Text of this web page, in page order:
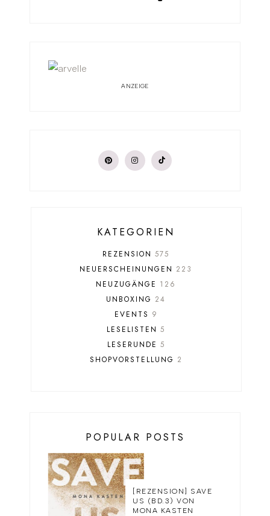
ANZEIGE
KATEGORIEN
REZENSION 575
NEUERSCHEINUNGEN 223
NEUZUGÄNGE 126
UNBOXING 24
EVENTS 9
LESELISTEN 5
LESERUNDE 5
SHOPVORSTELLUNG 2
POPULAR POSTS
[REZENSION] SAVE
US (BD.3) VON
MONA KASTEN